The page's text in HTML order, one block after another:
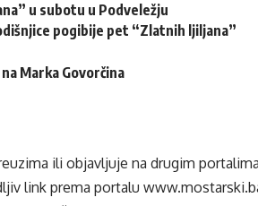
u subotu u Podveležju
pogibije pet “Zlatnih ljiljana”
Marka Govorčina
ili objavljuje na drugim
link prema portalu